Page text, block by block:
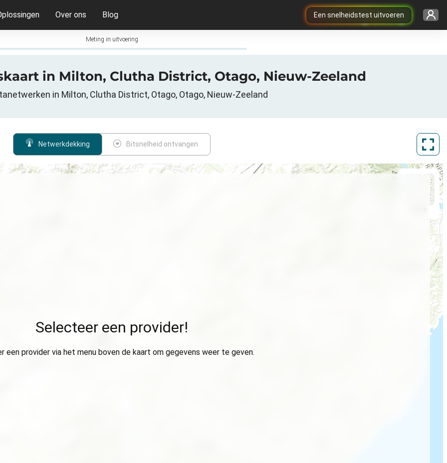
Een snelheidstest uitvoeren
Over ons Blog
Meting in uitvoering
in Milton, Clutha District, Otago, Nieuw-Zeeland
in Milton, Clutha District, Otago, Otago, Nieuw-Zeeland
Netwerkdekking Bitsnelheid ontvangen
Selecteer een provider!
een provider via het menu boven de kaart om gegevens weer te geven.